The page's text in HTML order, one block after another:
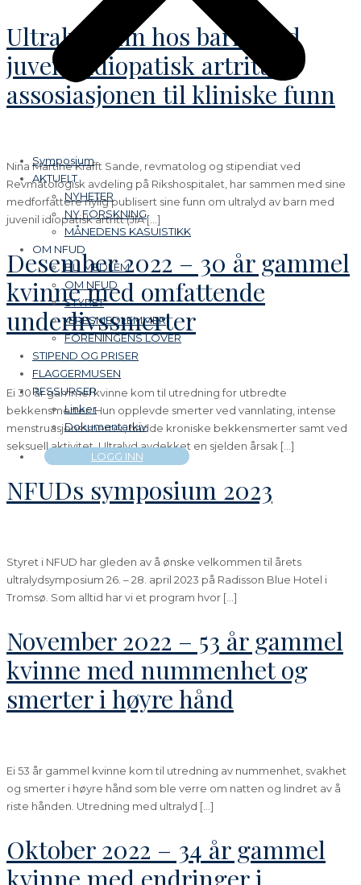
Symposium
AKTUELT
NYHETER
NY FORSKNING
MÅNEDENS KASUISTIKK
OM NFUD
BLI MEDLEM
OM NFUD
STYRET
ÆRESMEDLEMMER
FORENINGENS LOVER
STIPEND OG PRISER
FLAGGERMUSEN
RESSURSER
Linker
Dokumentarkiv
LOGG INN
Ultralydfunn hos barn med
juvenil idiopatisk artritt og
assosiasjonen til kliniske funn
Nina Martine Krafft Sande, revmatolog og stipendiat ved
Revmatologisk avdeling på Rikshospitalet, har sammen med sine
medforfattere nylig publisert sine funn om ultralyd av barn med
juvenil idiopatisk artritt (JIA […]
Desember 2022 – 30 år gammel
kvinne med omfattende
underlivssmerter
Ei 30 år gammel kvinne kom til utredning for utbredte
bekkensmerter. Hun opplevde smerter ved vannlating, intense
menstruasjonssmerter, hadde kroniske bekkensmerter samt ved
seksuell aktivitet. Ultralyd avdekket en sjelden årsak […]
NFUDs symposium 2023
Styret i NFUD har gleden av å ønske velkommen til årets
ultralydsymposium 26. – 28. april 2023 på Radisson Blue Hotel i
Tromsø. Som alltid har vi et program hvor […]
November 2022 – 53 år gammel
kvinne med nummenhet og
smerter i høyre hånd
Ei 53 år gammel kvinne kom til utredning av nummenhet, svakhet
og smerter i høyre hånd som ble verre om natten og lindret av å
riste hånden. Utredning med ultralyd […]
Oktober 2022 – 34 år gammel
kvinne med endringer i